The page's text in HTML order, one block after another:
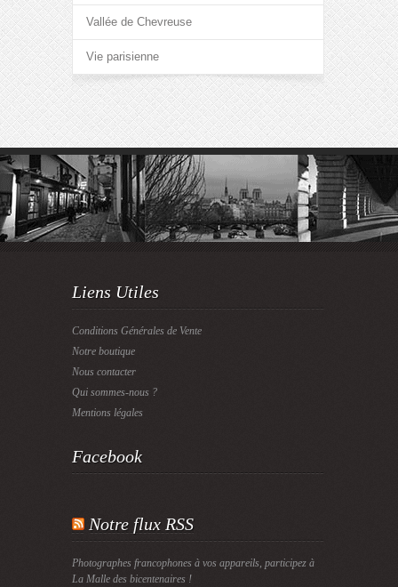
Vallée de Chevreuse
Vie parisienne
Liens Utiles
Conditions Générales de Vente
Notre boutique
Nous contacter
Qui sommes-nous ?
Mentions légales
Facebook
Notre flux RSS
Photographes francophones à vos appareils, participez à
La Malle des bicentenaires !